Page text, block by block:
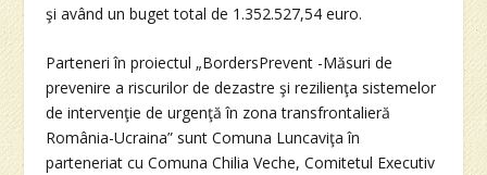
şi având un buget total de 1.352.527,54 euro.
Parteneri în proiectul „BordersPrevent -Măsuri de
prevenire a riscurilor de dezastre şi rezilienţa sistemelor
de intervenţie de urgenţă în zona transfrontalieră
România-Ucraina” sunt Comuna Luncaviţa în
parteneriat cu Comuna Chilia Veche, Comitetul Executiv